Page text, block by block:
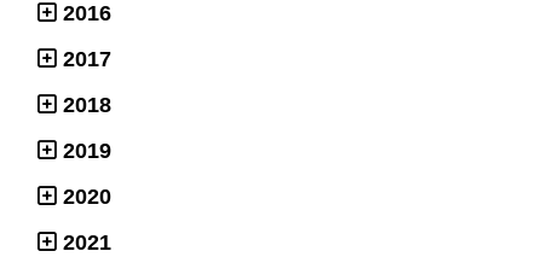
2016
2017
2018
2019
2020
2021